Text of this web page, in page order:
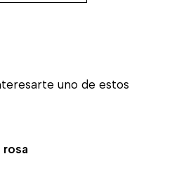
uno de estos
rosa